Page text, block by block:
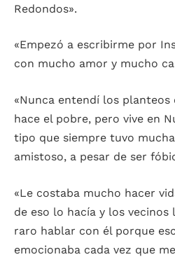
Redondos».
«Empezó a escribirme por
con mucho amor y mucho
«Nunca entendí los planteos
hace el pobre, pero vive en
tipo que siempre tuvo
amistoso, a pesar de ser
«Le costaba mucho hacer
de eso lo hacía y los vecinos
raro hablar con él porque
emocionaba cada vez que